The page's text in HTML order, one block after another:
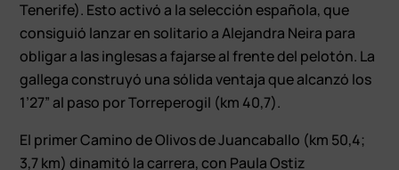
Tenerife). Esto activó a la selección española, que
consiguió lanzar en solitario a Alejandra Neira para
obligar a las inglesas a fajarse al frente del pelotón. La
gallega construyó una sólida ventaja que alcanzó los
1’27” al paso por Torreperogil (km 40,7).
El primer Camino de Olivos de Juancaballo (km 50,4;
3,7 km) dinamitó la carrera, con Paula Ostiz